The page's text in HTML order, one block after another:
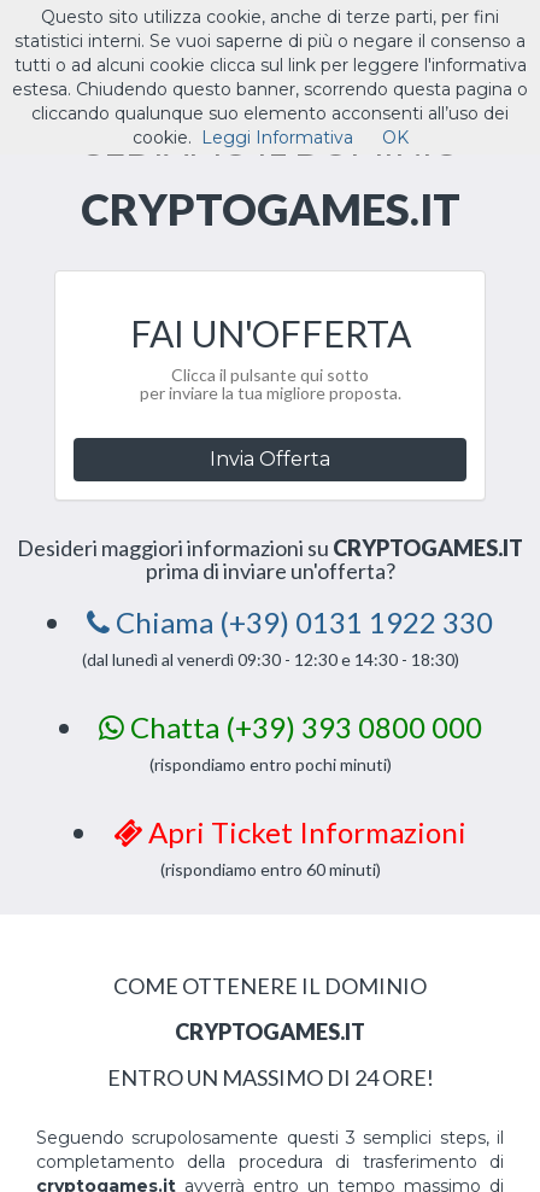
Toggle
ILTUO.IT
CEDIAMO IL DOMINIO
CRYPTOGAMES.IT
FAI UN'OFFERTA
Clicca il pulsante qui sotto
per inviare la tua migliore proposta.
Invia Offerta
Desideri maggiori informazioni su CRYPTOGAMES.IT
prima di inviare un'offerta?
Chiama (+39) 0131 1922 330
(dal lunedì al venerdì 09:30 - 12:30 e 14:30 - 18:30)
Chatta (+39) 393 0800 000
(rispondiamo entro pochi minuti)
Apri Ticket Informazioni
(rispondiamo entro 60 minuti)
COME OTTENERE IL DOMINIO
CRYPTOGAMES.IT
ENTRO UN MASSIMO DI 24 ORE!
Seguendo scrupolosamente questi 3 semplici steps, il
completamento della procedura di trasferimento di
cryptogames.it avverrà entro un tempo massimo di
Questo sito utilizza cookie, anche di terze parti, per fini
statistici interni. Se vuoi saperne di più o negare il consenso a
tutti o ad alcuni cookie clicca sul link per leggere l'informativa
estesa. Chiudendo questo banner, scorrendo questa pagina o
cliccando qualunque suo elemento acconsenti all’uso dei
cookie.
Leggi Informativa OK